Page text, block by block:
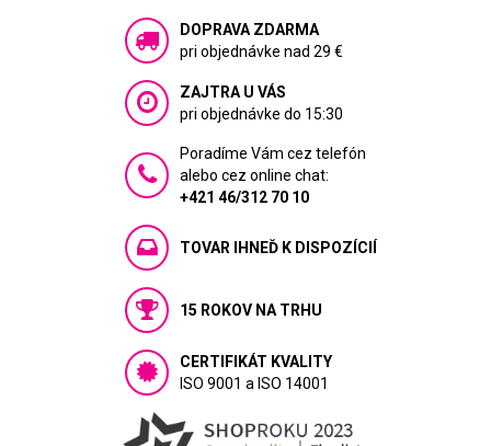
DOPRAVA ZDARMA
pri objednávke nad 29 €
ZAJTRA U VÁS
pri objednávke do 15:30
Poradíme Vám cez telefón
alebo cez online chat:
+421 46/312 70 10
TOVAR IHNEĎ K DISPOZÍCIÍ
15 ROKOV NA TRHU
CERTIFIKÁT KVALITY
ISO 9001 a ISO 14001